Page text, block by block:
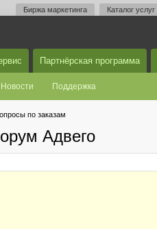
Биржа маркетинга Каталог услуг
Партнёрская программа
Новости Поддержка
по заказам
Адвего